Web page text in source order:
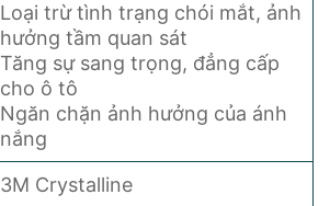
Loại trừ tình trạng chói mắt, ảnh
hưởng tầm quan sát
Tăng sự sang trọng, đẳng cấp
cho ô tô
Ngăn chặn ảnh hưởng của ánh
nắng
3M Crystalline